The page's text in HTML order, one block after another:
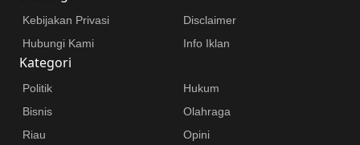
Kebijakan Privasi
Disclaimer
Hubungi Kami
Info Iklan
Kategori
Politik
Hukum
Bisnis
Olahraga
Riau
Opini